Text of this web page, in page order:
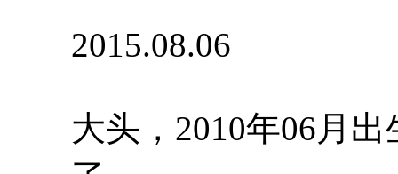
2015.08.06
大头，2010年06月